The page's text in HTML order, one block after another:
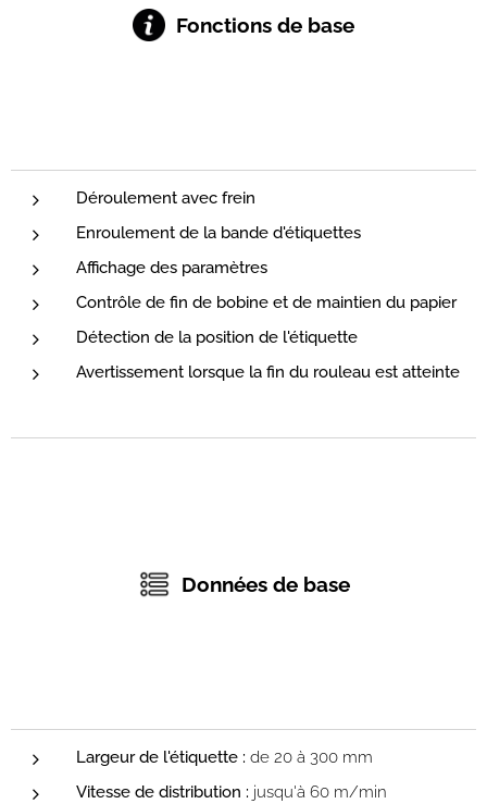
Fonctions de base
Déroulement avec frein
Enroulement de la bande d'étiquettes
Affichage des paramètres
Contrôle de fin de bobine et de maintien du papier
Détection de la position de l'étiquette
Avertissement lorsque la fin du rouleau est atteinte
Données de base
Largeur de l'étiquette : de 20 à 300 mm
Vitesse de distribution : jusqu'à 60 m/min